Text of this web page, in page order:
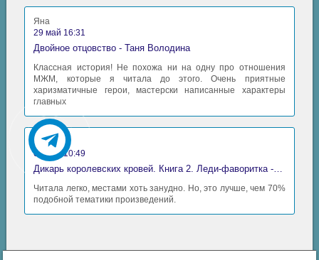
Яна
29 май 16:31
Двойное отцовство - Таня Володина
Классная история! Не похожа ни на одну про отношения
МЖМ, которые я читала до этого. Очень приятные
харизматичные герои, мастерски написанные характеры
главных
Аида
06 май 10:49
Дикарь королевских кровей. Книга 2. Леди-фаворитка - Анна Сергеевна Гаврилова
Читала легко, местами хоть занудно. Но, это лучше, чем 70%
подобной тематики произведений.